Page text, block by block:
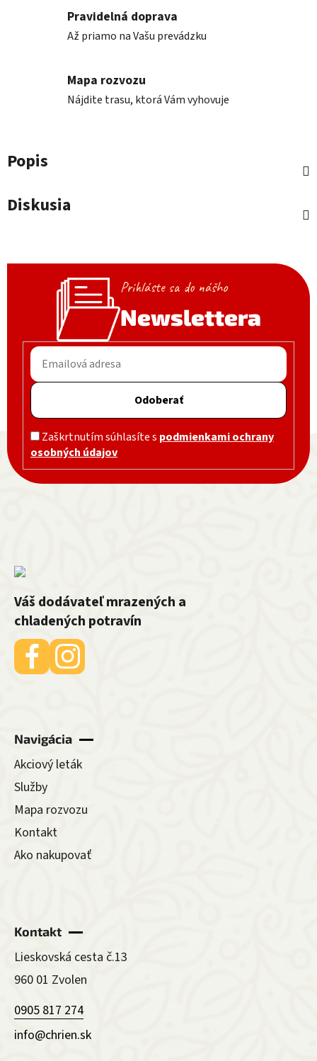
Pravidelná doprava
Až priamo na Vašu prevádzku
Mapa rozvozu
Nájdite trasu, ktorá Vám vyhovuje
Popis
Diskusia
Prihláste sa do nášho
Newslettera
Odoberať
Zaškrtnutím súhlasíte s podmienkami ochrany
osobných údajov
Zápätie
Váš dodávateľ mrazených a
chladených potravín
Navigácia
Akciový leták
Služby
Mapa rozvozu
Kontakt
Ako nakupovať
Kontakt
Lieskovská cesta č.13
960 01 Zvolen
0905 817 274
info@chrien.sk